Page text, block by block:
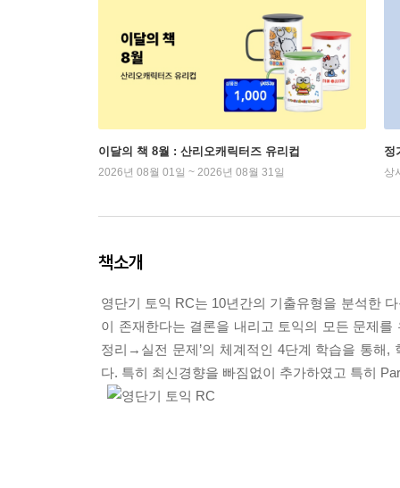
이달의 책 8월 : 산리오캐릭터즈 유리컵
2026년 08월 01일 ~ 2026년 08월 31일
정
상
책소개
영단기 토익 RC는 10년간의 기출유형을 분석한
이 존재한다는 결론을 내리고 토익의 모든 문제
정리→실전 문제’의 체계적인 4단계 학습을 통해
다. 특히 최신경향을 빠짐없이 추가하였고 특히